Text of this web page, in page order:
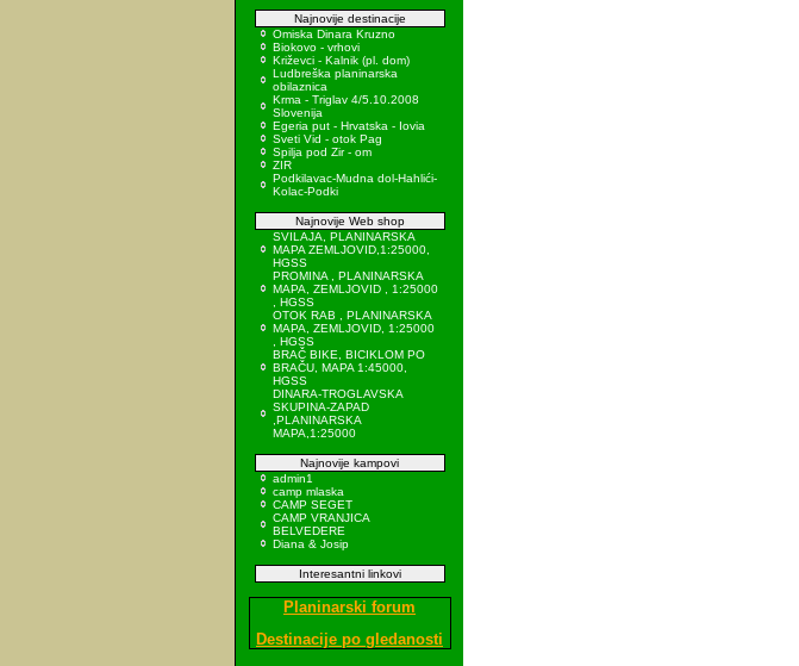
Najnovije destinacije
Omiska Dinara Kruzno
Biokovo - vrhovi
Križevci - Kalnik (pl. dom)
Ludbreška planinarska
obilaznica
Krma - Triglav 4/5.10.2008
Slovenija
Egeria put - Hrvatska - Iovia
Sveti Vid - otok Pag
Spilja pod Zir - om
ZIR
Podkilavac-Mudna dol-Hahlići-
Kolac-Podki
Najnovije Web shop
SVILAJA, PLANINARSKA
MAPA ZEMLJOVID,1:25000,
HGSS
PROMINA , PLANINARSKA
MAPA, ZEMLJOVID , 1:25000
, HGSS
OTOK RAB , PLANINARSKA
MAPA, ZEMLJOVID, 1:25000
, HGSS
BRAČ BIKE, BICIKLOM PO
BRAČU, MAPA 1:45000,
HGSS
DINARA-TROGLAVSKA
SKUPINA-ZAPAD
,PLANINARSKA
MAPA,1:25000
Najnovije kampovi
admin1
camp mlaska
CAMP SEGET
CAMP VRANJICA
BELVEDERE
Diana & Josip
Interesantni linkovi
Planinarski forum
Destinacije po gledanosti